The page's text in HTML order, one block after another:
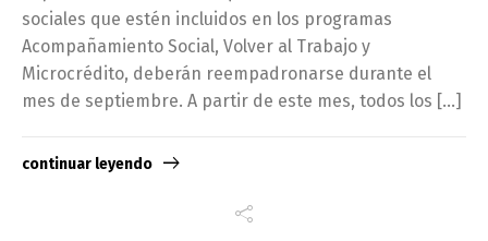
sociales que estén incluidos en los programas
Acompañamiento Social, Volver al Trabajo y
Microcrédito, deberán reempadronarse durante el
mes de septiembre. A partir de este mes, todos los […]
continuar leyendo